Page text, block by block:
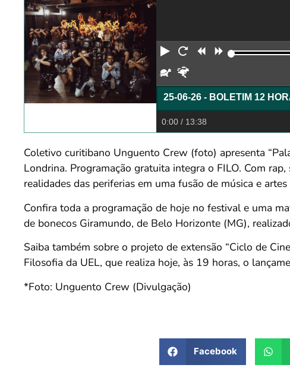
Reproduzir
Reiniciar
Retroceder
Avançar
Devagar
25-06-26 - BOLETIM 12
0:00 / 13:38
Coletivo curitibano Unguento Crew (foto) apresenta
Londrina. Programação gratuita integra o FILO. Com
realidades das periferias em uma fusão de música e artes
Confira toda a programação de hoje no festival e uma
de bonecos Giramundo, de Belo Horizonte (MG),
Saiba também sobre o projeto de extensão “Ciclo de
Filosofia da UEL, que realiza hoje, às 19 horas, o
*Foto: Unguento Crew (Divulgação)
Facebook